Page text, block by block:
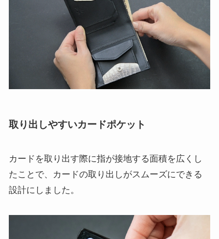
取り出しやすいカードポケット
カードを取り出す際に指が接地する面積を広くし
たことで、カードの取り出しがスムーズにできる
設計にしました。